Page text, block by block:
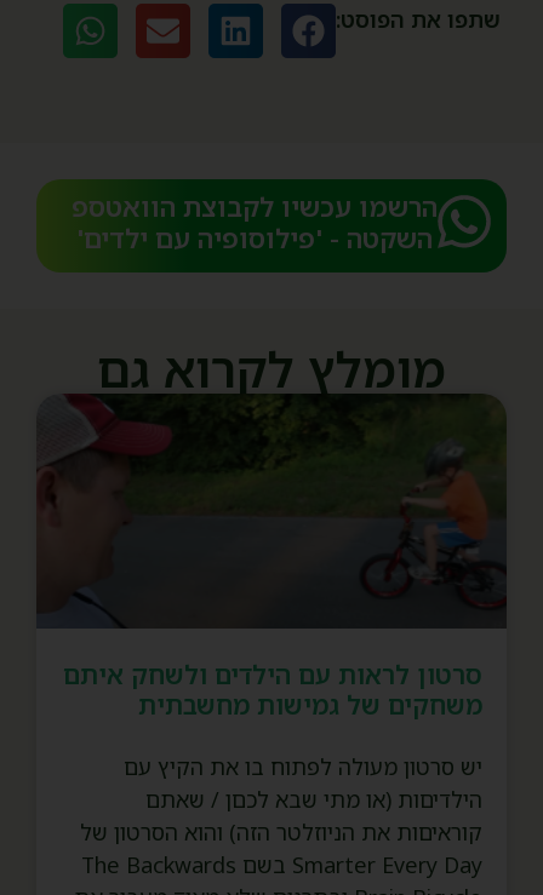
שתפו את הפוסט:
הרשמו עכשיו לקבוצת הוואטספ
השקטה - 'פילוסופיה עם ילדים'​
מומלץ לקרוא גם
סרטון לראות עם הילדים ולשחק איתם
משחקים של גמישות מחשבתית
יש סרטון מעולה לפתוח בו את הקיץ עם
הילדיםות (או מתי שבא לכםן / שאתם
קוראיםות את הניוזלטר הזה) והוא הסרטון של
Smarter Every Day בשם The Backwards